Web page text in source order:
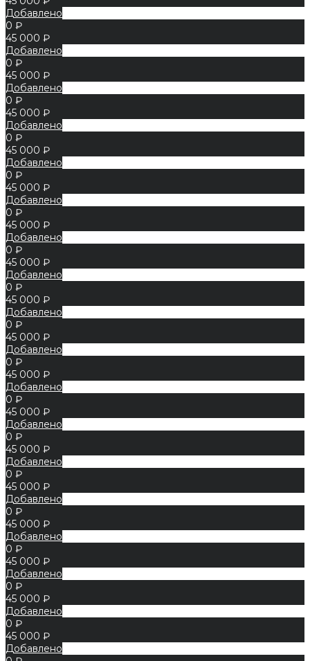
Добавлено
0 ₽
45 000 ₽
Добавлено
0 ₽
45 000 ₽
Добавлено
0 ₽
45 000 ₽
Добавлено
0 ₽
45 000 ₽
Добавлено
0 ₽
45 000 ₽
Добавлено
0 ₽
45 000 ₽
Добавлено
0 ₽
45 000 ₽
Добавлено
0 ₽
45 000 ₽
Добавлено
0 ₽
45 000 ₽
Добавлено
0 ₽
45 000 ₽
Добавлено
0 ₽
45 000 ₽
Добавлено
0 ₽
45 000 ₽
Добавлено
0 ₽
45 000 ₽
Добавлено
0 ₽
45 000 ₽
Добавлено
0 ₽
45 000 ₽
Добавлено
0 ₽
45 000 ₽
Добавлено
0 ₽
45 000 ₽
Добавлено